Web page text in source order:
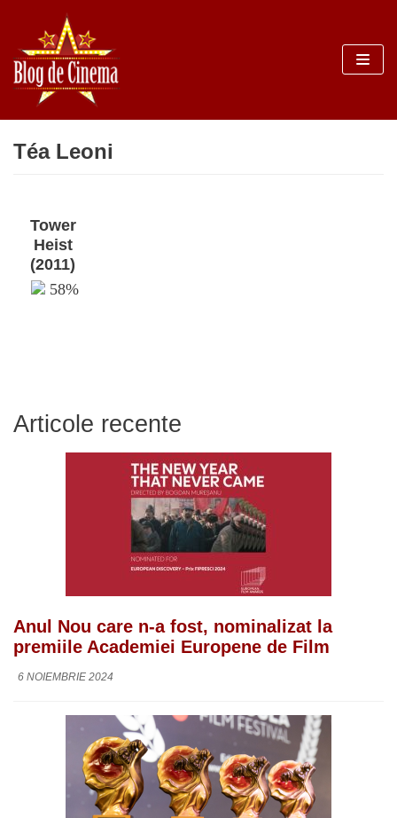
Sari
la
conținut
Téa Leoni
Tower
Heist
(2011)
58%
Articole recente
Anul Nou care n-a fost, nominalizat la
premiile Academiei Europene de Film
6 NOIEMBRIE 2024